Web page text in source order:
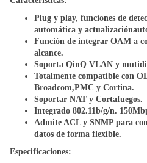
Plug y play, funciones de
automática y
Función de integrar OAM a
alcance.
Soporta QinQ VLAN y
Totalmente compatible con
Broadcom,PMC y Cortina.
Soportar NAT y Cortafuegos.
Integrado 802.11b/g/n.
Admite ACL y SNMP para
datos de forma flexible.
Especificaciones: